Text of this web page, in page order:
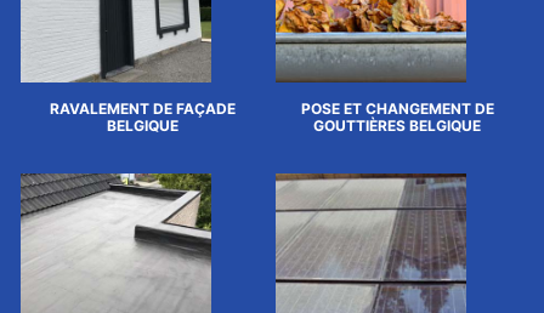
RAVALEMENT DE FAÇADE
BELGIQUE
POSE ET CHANGEMENT DE
GOUTTIÈRES BELGIQUE